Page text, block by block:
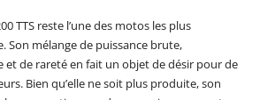
TTS reste l’une des motos les plus
Son mélange de puissance brute,
et de rareté en fait un objet de désir pour de
Bien qu’elle ne soit plus produite, son